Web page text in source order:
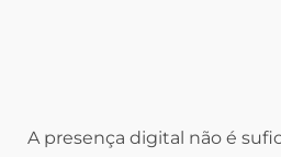
A presença digital não é